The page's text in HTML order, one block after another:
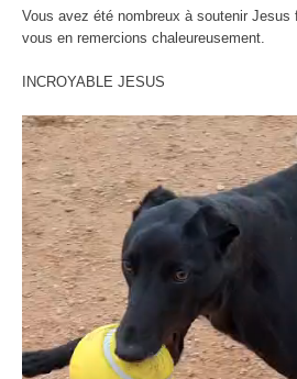
Vous avez été nombreux à soutenir Jesus
vous en remercions chaleureusement.
INCROYABLE JESUS
Lecteur
vidéo